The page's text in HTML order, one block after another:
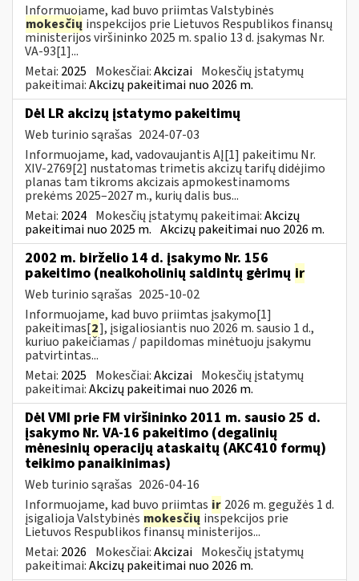
Informuojame, kad buvo priimtas Valstybinės
mokesčių inspekcijos prie Lietuvos Respublikos finansų
ministerijos viršininko 2025 m. spalio 13 d. įsakymas Nr.
VA-93[1]...
Metai: 2025 Mokesčiai:Akcizai Mokesčių įstatymų
pakeitimai:Akcizų pakeitimai nuo 2026 m.
Dėl LR akcizų įstatymo pakeitimų
Web turinio sąrašas 2024-07-03
Informuojame, kad, vadovaujantis AĮ[1] pakeitimu Nr.
XIV-2769[2] nustatomas trimetis akcizų tarifų didėjimo
planas tam tikroms akcizais apmokestinamoms
prekėms 2025–2027 m., kurių dalis bus...
Metai: 2024 Mokesčių įstatymų pakeitimai:Akcizų
pakeitimai nuo 2025 m. Akcizų pakeitimai nuo 2026 m.
2002 m. birželio 14 d. įsakymo Nr. 156
pakeitimo (nealkoholinių saldintų gėrimų ir
Web turinio sąrašas 2025-10-02
Informuojame, kad buvo priimtas įsakymo[1]
pakeitimas[2], įsigaliosiantis nuo 2026 m. sausio 1 d.,
kuriuo pakeičiamas / papildomas minėtuoju įsakymu
patvirtintas...
Metai: 2025 Mokesčiai:Akcizai Mokesčių įstatymų
pakeitimai:Akcizų pakeitimai nuo 2026 m.
Dėl VMI prie FM viršininko 2011 m. sausio 25 d.
įsakymo Nr. VA-16 pakeitimo (degalinių
mėnesinių operacijų ataskaitų (AKC410 formų)
teikimo panaikinimas)
Web turinio sąrašas 2026-04-16
Informuojame, kad buvo priimtas ir 2026 m. gegužės 1 d.
įsigalioja Valstybinės mokesčių inspekcijos prie
Lietuvos Respublikos finansų ministerijos...
Metai: 2026 Mokesčiai:Akcizai Mokesčių įstatymų
pakeitimai:Akcizų pakeitimai nuo 2026 m.